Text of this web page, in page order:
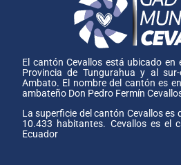
El cantón Cevallos está ubicado en
Provincia de Tungurahua y al
Ambato. El nombre del cantón es
ambateño Don Pedro Fermín
La superficie del cantón Cevallos es
10.433 habitantes. Cevallos es el
Ecuador